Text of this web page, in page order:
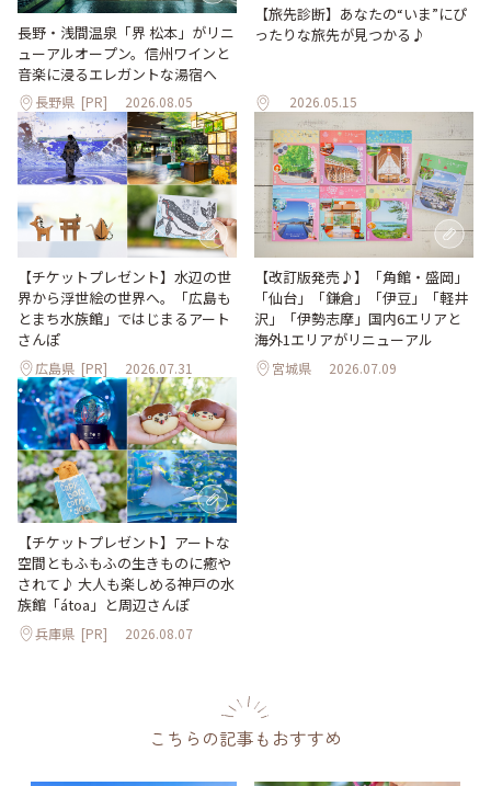
長野・浅間温泉「界 松本」がリニ
ューアルオープン。信州ワインと
音楽に浸るエレガントな湯宿へ
長野県 [PR] 2026.08.05
【旅先診断】あなたの“いま”にぴ
ったりな旅先が見つかる♪
2026.05.15
【チケットプレゼント】水辺の世
界から浮世絵の世界へ。「広島も
とまち水族館」ではじまるアート
さんぽ
広島県 [PR] 2026.07.31
【改訂版発売♪】「角館・盛岡」
「仙台」「鎌倉」「伊豆」「軽井
沢」「伊勢志摩」国内6エリアと
海外1エリアがリニューアル
宮城県 2026.07.09
【チケットプレゼント】アートな
空間ともふもふの生きものに癒や
されて♪ 大人も楽しめる神戸の水
族館「átoa」と周辺さんぽ
兵庫県 [PR] 2026.08.07
こちらの記事もおすすめ